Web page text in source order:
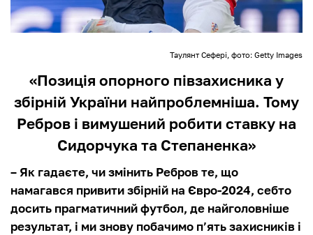
Таулянт Сефері, фото: Getty Images
«Позиція опорного півзахисника у
збірній України найпроблемніша. Тому
Ребров і вимушений робити ставку на
Сидорчука та Степаненка»
– Як гадаєте, чи змінить Ребров те, що
намагався привити збірній на Євро-2024, себто
досить прагматичний футбол, де найголовніше
результат, і ми знову побачимо п’ять захисників і